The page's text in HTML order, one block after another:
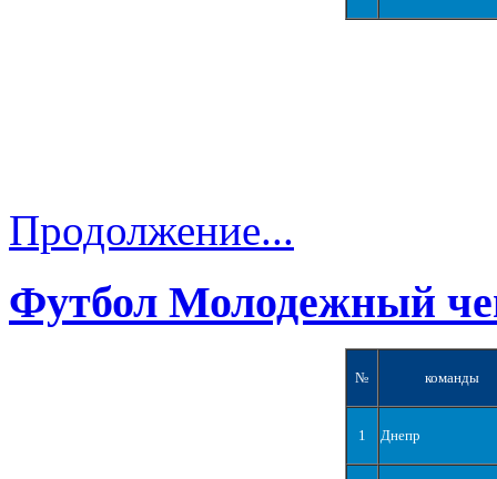
Продолжение...
Футбол Молодежный
№ команды
1 Днепр